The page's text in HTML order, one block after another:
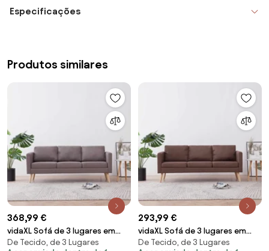
Especificações
Produtos similares
368,99 €
vidaXL Sofá de 3 lugares em
tecido cinzento-acastanhado
De Tecido, de 3 Lugares
293,99 €
vidaXL Sofá de 3 lugares em
tecido castanho
De Tecido, de 3 Lugares